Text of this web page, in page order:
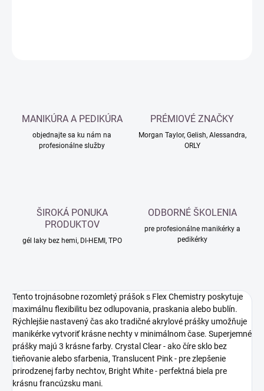
MANIKÚRA A PEDIKÚRA
objednajte sa ku nám na
profesionálne služby
PRÉMIOVÉ ZNAČKY
Morgan Taylor, Gelish, Alessandra,
ORLY
ŠIROKÁ PONUKA
PRODUKTOV
gél laky bez hemi, DI-HEMI, TPO
ODBORNÉ ŠKOLENIA
pre profesionálne manikérky a
pedikérky
Tento trojnásobne rozomletý prášok s Flex Chemistry poskytuje
maximálnu flexibilitu bez odlupovania, praskania alebo bublín.
Rýchlejšie nastavený čas ako tradičné akrylové prášky umožňuje
manikérke vytvoriť krásne nechty v minimálnom čase. Superjemné
prášky majú 3 krásne farby. Crystal Clear - ako číre sklo bez
tieňovanie alebo sfarbenia, Translucent Pink - pre zlepšenie
prirodzenej farby nechtov, Bright White - perfektná biela pre
krásnu francúzsku mani.